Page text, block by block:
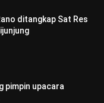
ditangkap Sat Res
pimpin upacara